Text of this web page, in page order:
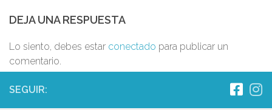
DEJA UNA RESPUESTA
Lo siento, debes estar conectado para publicar un
comentario.
SEGUIR: